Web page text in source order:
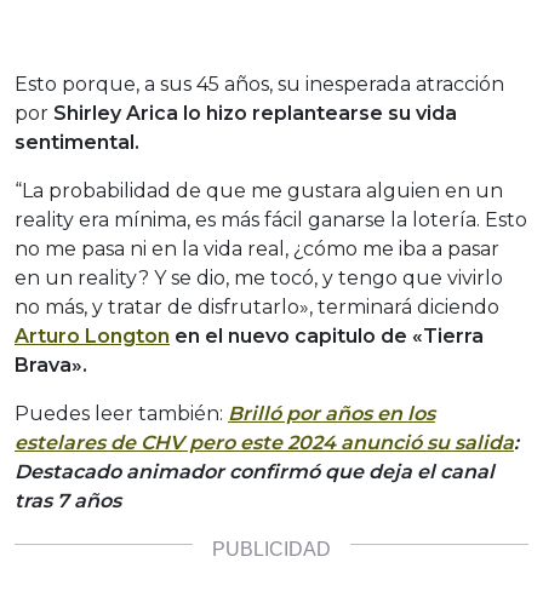
Esto porque, a sus 45 años, su inesperada atracción
por Shirley Arica lo hizo replantearse su vida
sentimental.
“La probabilidad de que me gustara alguien en un
reality era mínima, es más fácil ganarse la lotería. Esto
no me pasa ni en la vida real, ¿cómo me iba a pasar
en un reality? Y se dio, me tocó, y tengo que vivirlo
no más, y tratar de disfrutarlo», terminará diciendo
Arturo Longton en el nuevo capitulo de «Tierra
Brava».
Puedes leer también: Brilló por años en los
estelares de CHV pero este 2024 anunció su salida:
Destacado animador confirmó que deja el canal
tras 7 años